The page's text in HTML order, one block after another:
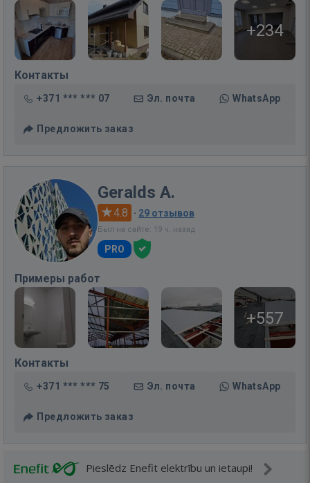
+234
Контакты
+371 *** *** 07 Эл. почта WhatsApp
Предложить заказ
Geralds A.
4.8 · 29 отзывов
Был на сайте: 19 ч. назад
PRO
Примеры работ
+557
Контакты
+371 *** *** 75 Эл. почта WhatsApp
Предложить заказ
Pieslēdz Enefit elektrību un ietaupi!